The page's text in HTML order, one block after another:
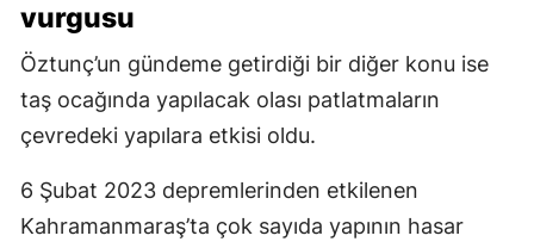
vurgusu
Öztunç’un gündeme getirdiği bir diğer konu ise
taş ocağında yapılacak olası patlatmaların
çevredeki yapılara etkisi oldu.
6 Şubat 2023 depremlerinden etkilenen
Kahramanmaraş’ta çok sayıda yapının hasar